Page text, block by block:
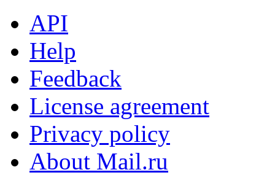
API
Help
Feedback
License agreement
Privacy policy
About Mail.ru